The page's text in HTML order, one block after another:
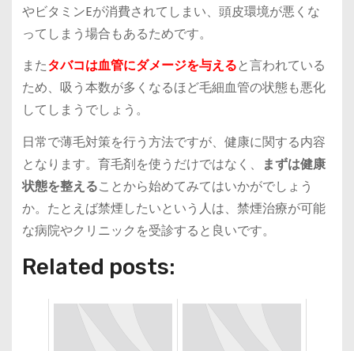
やビタミンEが消費されてしまい、頭皮環境が悪くな
ってしまう場合もあるためです。
またタバコは血管にダメージを与えると言われている
ため、吸う本数が多くなるほど毛細血管の状態も悪化
してしまうでしょう。
日常で薄毛対策を行う方法ですが、健康に関する内容
となります。育毛剤を使うだけではなく、
まずは健康
状態を整えることから始めてみてはいかがでしょう
か。たとえば禁煙したいという人は、禁煙治療が可能
な病院やクリニックを受診すると良いです。
Related posts: